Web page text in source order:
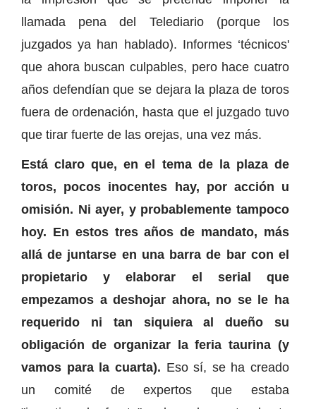
llamada pena del Telediario (porque los
juzgados ya han hablado). Informes ‘técnicos'
que ahora buscan culpables, pero hace cuatro
años defendían que se dejara la plaza de toros
fuera de ordenación, hasta que el juzgado tuvo
que tirar fuerte de las orejas, una vez más.
Está claro que, en el tema de la plaza de
toros, pocos inocentes hay, por acción u
omisión. Ni ayer, y probablemente tampoco
hoy. En estos tres años de mandato, más
allá de juntarse en una barra de bar con el
propietario y elaborar el serial que
empezamos a deshojar ahora, no se le ha
requerido ni tan siquiera al dueño su
obligación de organizar la feria taurina (y
vamos para la cuarta). Eso sí, se ha creado
un comité de expertos que estaba